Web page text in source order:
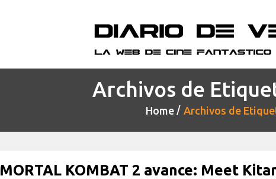
Archivos de
Home Archivos de
MORTAL KOMBAT 2 avance: Meet